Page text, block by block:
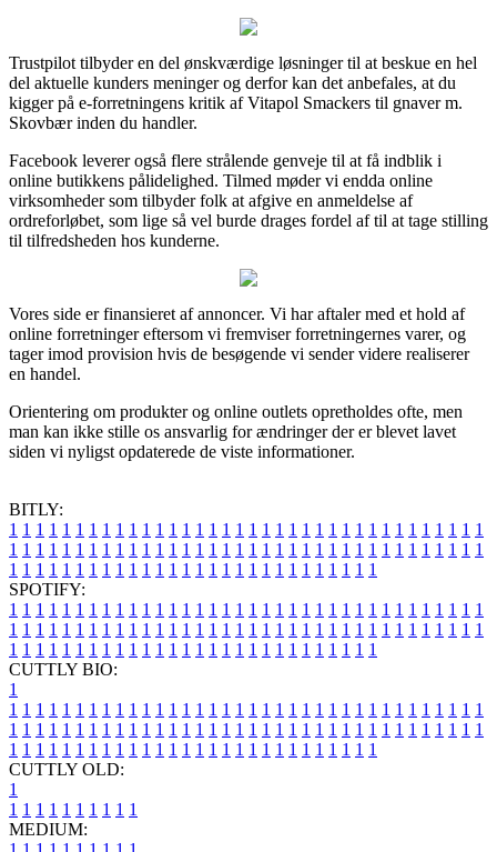
Trustpilot tilbyder en del ønskværdige løsninger til at beskue en hel
del aktuelle kunders meninger og derfor kan det anbefales, at du
kigger på e-forretningens kritik af Vitapol Smackers til gnaver m.
Skovbær inden du handler.
Facebook leverer også flere strålende genveje til at få indblik i
online butikkens pålidelighed. Tilmed møder vi endda online
virksomheder som tilbyder folk at afgive en anmeldelse af
ordreforløbet, som lige så vel burde drages fordel af til at tage stilling
til tilfredsheden hos kunderne.
Vores side er finansieret af annoncer. Vi har aftaler med et hold af
online forretninger eftersom vi fremviser forretningernes varer, og
tager imod provision hvis de besøgende vi sender videre realiserer
en handel.
Orientering om produkter og online outlets opretholdes ofte, men
man kan ikke stille os ansvarlig for ændringer der er blevet lavet
siden vi nyligst opdaterede de viste informationer.
BITLY:
1 1 1 1 1 1 1 1 1 1 1 1 1 1 1 1 1 1 1 1 1 1 1 1 1 1 1 1 1 1 1 1 1 1 1 1
1 1 1 1 1 1 1 1 1 1 1 1 1 1 1 1 1 1 1 1 1 1 1 1 1 1 1 1 1 1 1 1 1 1 1 1
1 1 1 1 1 1 1 1 1 1 1 1 1 1 1 1 1 1 1 1 1 1 1 1 1 1 1 1
SPOTIFY:
1 1 1 1 1 1 1 1 1 1 1 1 1 1 1 1 1 1 1 1 1 1 1 1 1 1 1 1 1 1 1 1 1 1 1 1
1 1 1 1 1 1 1 1 1 1 1 1 1 1 1 1 1 1 1 1 1 1 1 1 1 1 1 1 1 1 1 1 1 1 1 1
1 1 1 1 1 1 1 1 1 1 1 1 1 1 1 1 1 1 1 1 1 1 1 1 1 1 1 1
CUTTLY BIO:
1
1 1 1 1 1 1 1 1 1 1 1 1 1 1 1 1 1 1 1 1 1 1 1 1 1 1 1 1 1 1 1 1 1 1 1 1
1 1 1 1 1 1 1 1 1 1 1 1 1 1 1 1 1 1 1 1 1 1 1 1 1 1 1 1 1 1 1 1 1 1 1 1
1 1 1 1 1 1 1 1 1 1 1 1 1 1 1 1 1 1 1 1 1 1 1 1 1 1 1 1
CUTTLY OLD:
1
1 1 1 1 1 1 1 1 1 1
MEDIUM: